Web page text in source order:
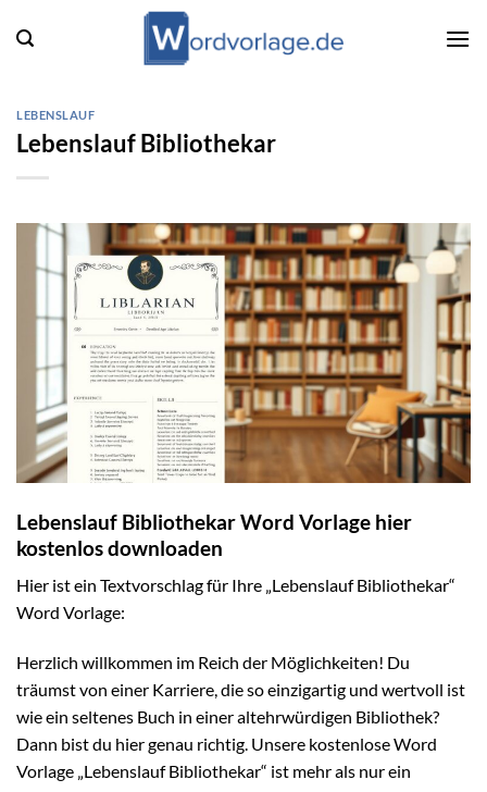
Inhalt
LEBENSLAUF
Lebenslauf Bibliothekar
Lebenslauf Bibliothekar Word Vorlage hier
kostenlos downloaden
Hier ist ein Textvorschlag für Ihre „Lebenslauf Bibliothekar“
Word Vorlage:
Herzlich willkommen im Reich der Möglichkeiten! Du
träumst von einer Karriere, die so einzigartig und wertvoll ist
wie ein seltenes Buch in einer altehrwürdigen Bibliothek?
Dann bist du hier genau richtig. Unsere kostenlose Word
Vorlage „Lebenslauf Bibliothekar“ ist mehr als nur ein